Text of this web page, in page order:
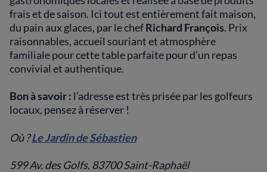
frais et de saison. Ici tout est entièrement fait maison,
du pain aux glaces, par le chefRichard François. Prix
raisonnables, accueil souriant et atmosphère
familiale pour cette table parfaite pour d’un repas
convivial et authentique.
Bon à savoir : l’adresse est très prisée par les golfeurs
locaux, pensez à réserver !
Où ?Le Jardin de Sébastien
599 Av. des Golfs, 83700 Saint-Raphaël